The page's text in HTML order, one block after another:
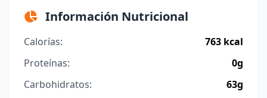
Información Nutricional
Calorías:
763 kcal
Proteínas:
0g
Carbohidratos:
63g